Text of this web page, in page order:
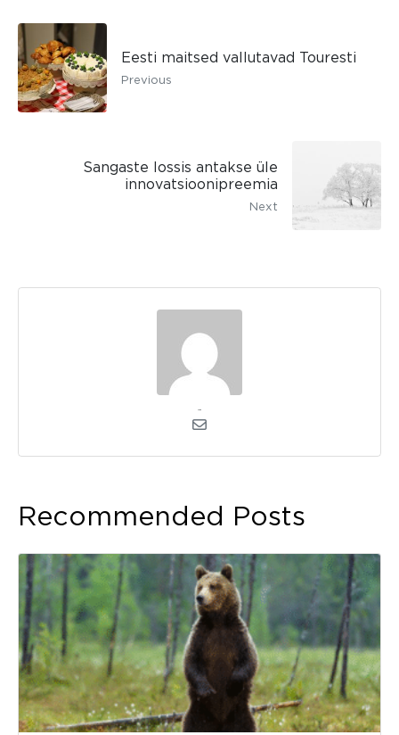
Eesti maitsed vallutavad Touresti
Previous
Sangaste lossis antakse üle
innovatsioonipreemia
Next
Recommended Posts